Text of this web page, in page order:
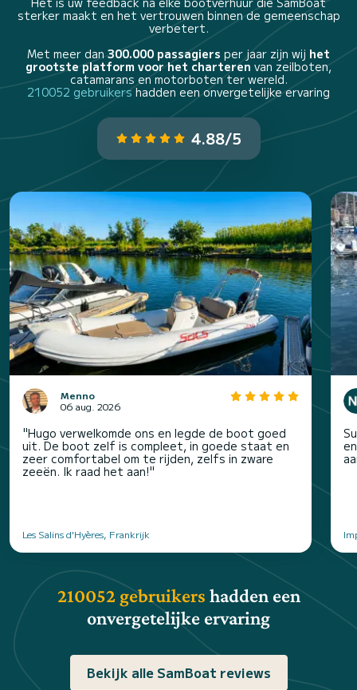
sterker maakt en het vertrouwen binnen de gemeenschap
verbetert.
Met meer dan300.000 passagiers per jaar zijn wij het
grootste platform voor het charteren van zeilboten,
catamarans en motorboten ter wereld.
210052 gebruikershadden een onvergetelijke ervaring
4.88/5
Menno
06 aug. 2026
"Hugo verwelkomde ons en legde de boot goed
uit. De boot zelf is compleet, in goede staat en
zeer comfortabel om te rijden, zelfs in zware
zeeën. Ik raad het aan!"
Les Salins d'Hyères, Frankrijk
210052 gebruikers hadden een
onvergetelijke ervaring
Bekijk alle SamBoat reviews